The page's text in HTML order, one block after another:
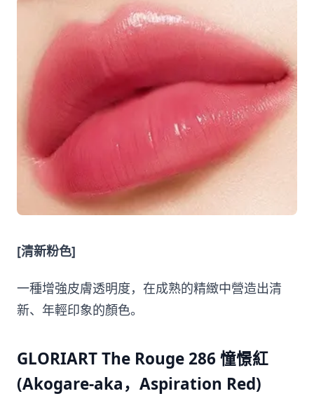
[清新粉色]
一種增強皮膚透明度，在成熟的精緻中營造出清
新、年輕印象的顏色。
GLORIART The Rouge 286 憧憬紅
(Akogare-aka，Aspiration Red)